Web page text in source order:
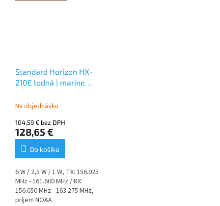
Standard Horizon HX-
210E lodná | marine
Na objednávku
104,59 € bez DPH
128,65 €
Do košíka
6 W / 2,5 W / 1 W, TX: 156.025
MHz - 161.600 MHz / RX:
156.050 MHz - 163.275 MHz,
príjem NOAA